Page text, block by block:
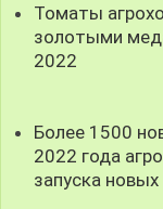
Томаты
золотыми
2022
Более 1500
2022 года
запуска